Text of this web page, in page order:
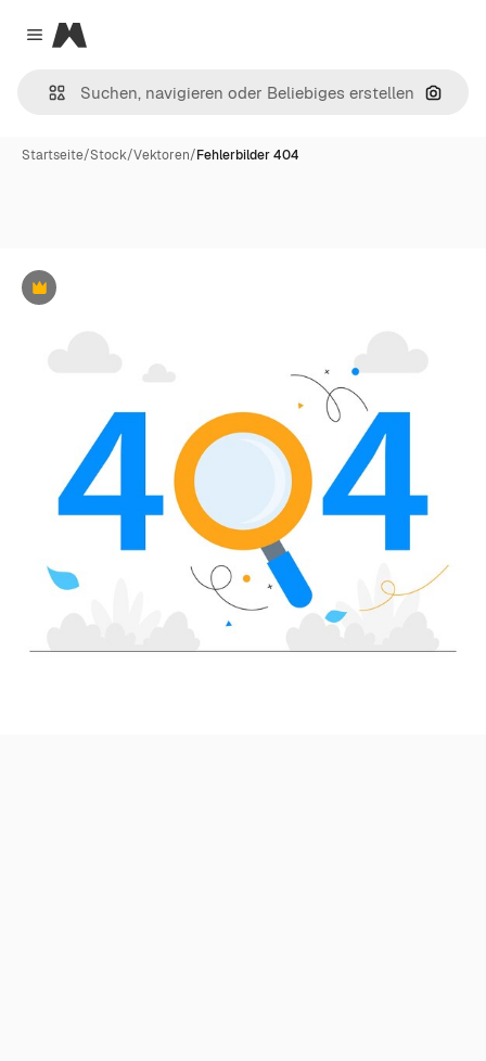
Close menu
Magnific
Nach
Startseite/Stock/Vektoren/Fehlerbilder 404
Premium